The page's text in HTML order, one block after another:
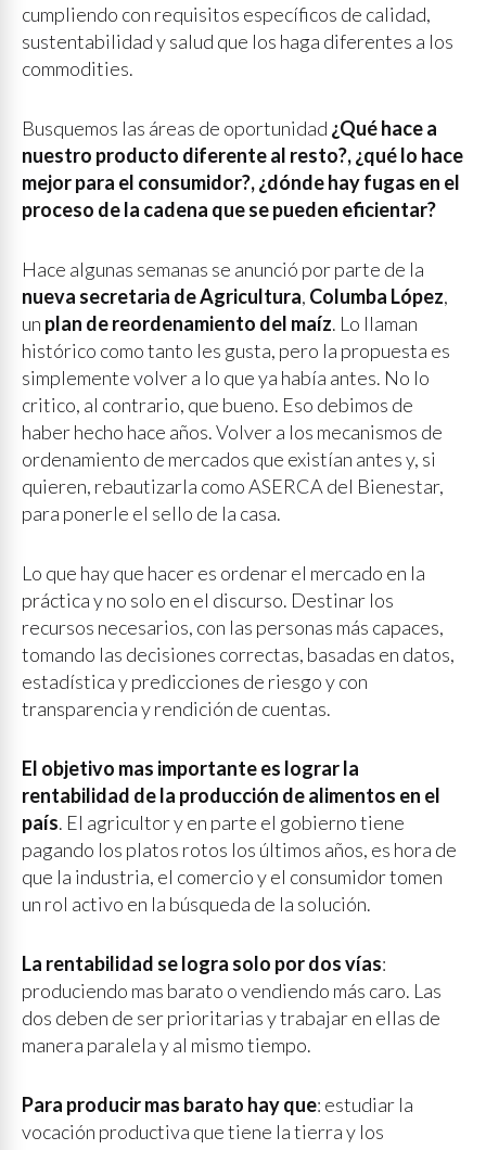
cumpliendo con requisitos específicos de calidad,
sustentabilidad y salud que los haga diferentes a los
commodities.
Busquemos las áreas de oportunidad ¿Qué hace a
nuestro producto diferente al resto?, ¿qué lo hace
mejor para el consumidor?, ¿dónde hay fugas en el
proceso de la cadena que se pueden eficientar?
Hace algunas semanas se anunció por parte de la
nueva secretaria de Agricultura, Columba López,
un plan de reordenamiento del maíz. Lo llaman
histórico como tanto les gusta, pero la propuesta es
simplemente volver a lo que ya había antes. No lo
critico, al contrario, que bueno. Eso debimos de
haber hecho hace años. Volver a los mecanismos de
ordenamiento de mercados que existían antes y, si
quieren, rebautizarla como ASERCA del Bienestar,
para ponerle el sello de la casa.
Lo que hay que hacer es ordenar el mercado en la
práctica y no solo en el discurso. Destinar los
recursos necesarios, con las personas más capaces,
tomando las decisiones correctas, basadas en datos,
estadística y predicciones de riesgo y con
transparencia y rendición de cuentas.
El objetivo mas importante es lograr la
rentabilidad de la producción de alimentos en el
país. El agricultor y en parte el gobierno tiene
pagando los platos rotos los últimos años, es hora de
que la industria, el comercio y el consumidor tomen
un rol activo en la búsqueda de la solución.
La rentabilidad se logra solo por dos vías:
produciendo mas barato o vendiendo más caro. Las
dos deben de ser prioritarias y trabajar en ellas de
manera paralela y al mismo tiempo.
Para producir mas barato hay que: estudiar la
vocación productiva que tiene la tierra y los